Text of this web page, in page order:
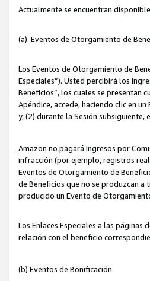
Actualmente se encuentran
(a) Eventos de Otorgamiento de
Los Eventos de Otorgamiento de
Especiales”). Usted percibirá los
Beneficios”, los cuales se presentan
Apéndice, accede, haciendo clic en
y, (2) durante la Sesión
Amazon no pagará Ingresos por
infracción (por ejemplo, registros
Eventos de Otorgamiento de
de Beneficios que no se produzcan a
producido un Evento de
Los Enlaces Especiales a las
relación con el beneficio
(b) Eventos de Bonificación